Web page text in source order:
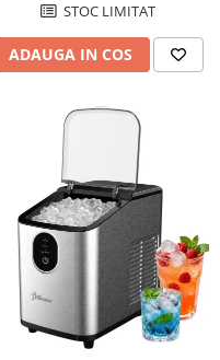
STOC LIMITAT
ADAUGA IN COS